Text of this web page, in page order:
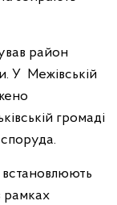
район
У Межівській
громаді
встановлюють
рамках